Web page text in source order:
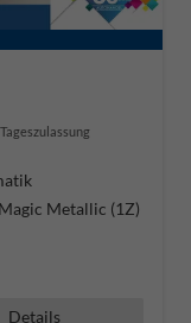
Metallic (1Z)
Details